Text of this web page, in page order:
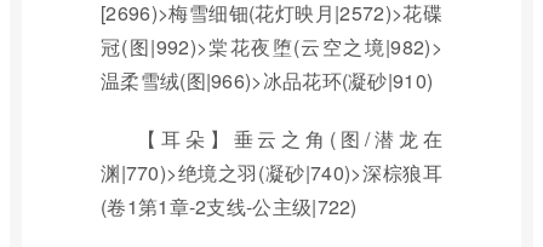
[2696)>梅雪细钿(花灯映月|2572)>花碟
冠(图|992)>棠花夜堕(云空之境|982)>
温柔雪绒(图|966)>冰品花环(凝砂|910)
【耳朵】垂云之角(图/潜龙在
渊|770)>绝境之羽(凝砂|740)>深棕狼耳
(卷1第1章-2支线-公主级|722)